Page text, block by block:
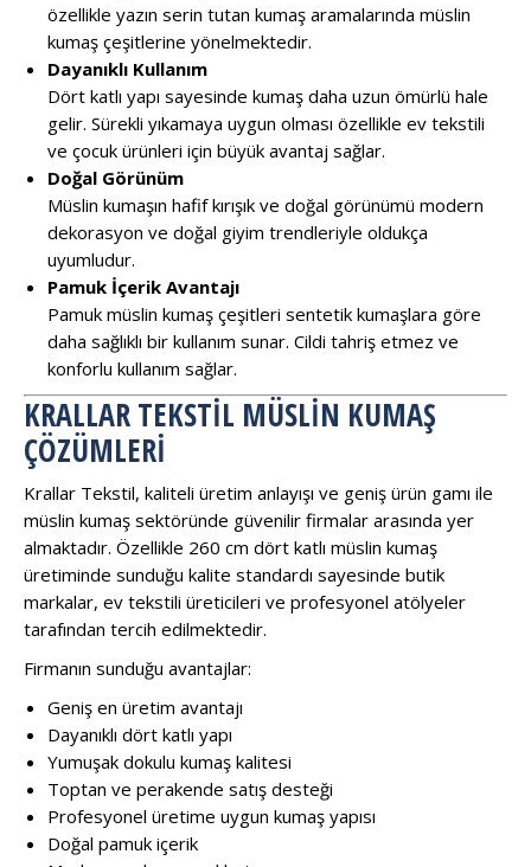
özellikle yazın serin tutan kumaş aramalarında müslin
kumaş çeşitlerine yönelmektedir.
Dayanıklı Kullanım
Dört katlı yapı sayesinde kumaş daha uzun ömürlü hale
gelir. Sürekli yıkamaya uygun olması özellikle ev tekstili
ve çocuk ürünleri için büyük avantaj sağlar.
Doğal Görünüm
Müslin kumaşın hafif kırışık ve doğal görünümü modern
dekorasyon ve doğal giyim trendleriyle oldukça
uyumludur.
Pamuk İçerik Avantajı
Pamuk müslin kumaş çeşitleri sentetik kumaşlara göre
daha sağlıklı bir kullanım sunar. Cildi tahriş etmez ve
konforlu kullanım sağlar.
KRALLAR TEKSTIL MÜSLIN KUMAŞ
ÇÖZÜMLERI
Krallar Tekstil, kaliteli üretim anlayışı ve geniş ürün gamı ile
müslin kumaş sektöründe güvenilir firmalar arasında yer
almaktadır. Özellikle 260 cm dört katlı müslin kumaş
üretiminde sunduğu kalite standardı sayesinde butik
markalar, ev tekstili üreticileri ve profesyonel atölyeler
tarafından tercih edilmektedir.
Firmanın sunduğu avantajlar:
Geniş en üretim avantajı
Dayanıklı dört katlı yapı
Yumuşak dokulu kumaş kalitesi
Toptan ve perakende satış desteği
Profesyonel üretime uygun kumaş yapısı
Doğal pamuk içerik